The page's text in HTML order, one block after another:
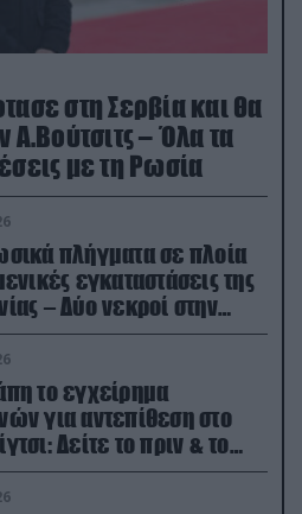
στη Σερβία και θα
– Όλα τα
με τη Ρωσία
πλήγματα σε πλοία
εγκαταστάσεις της
– Δύο νεκροί στην
το εγχείρημα
για αντεπίθεση στο
Δείτε το πριν & το
προσπάθειάς τους